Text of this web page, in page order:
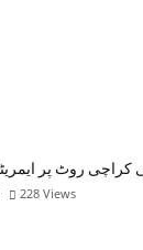
228 Views